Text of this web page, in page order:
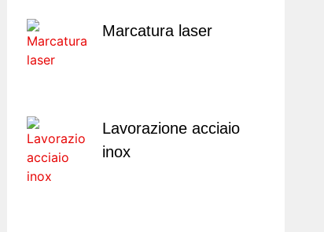
Marcatura laser
Lavorazione acciaio
inox